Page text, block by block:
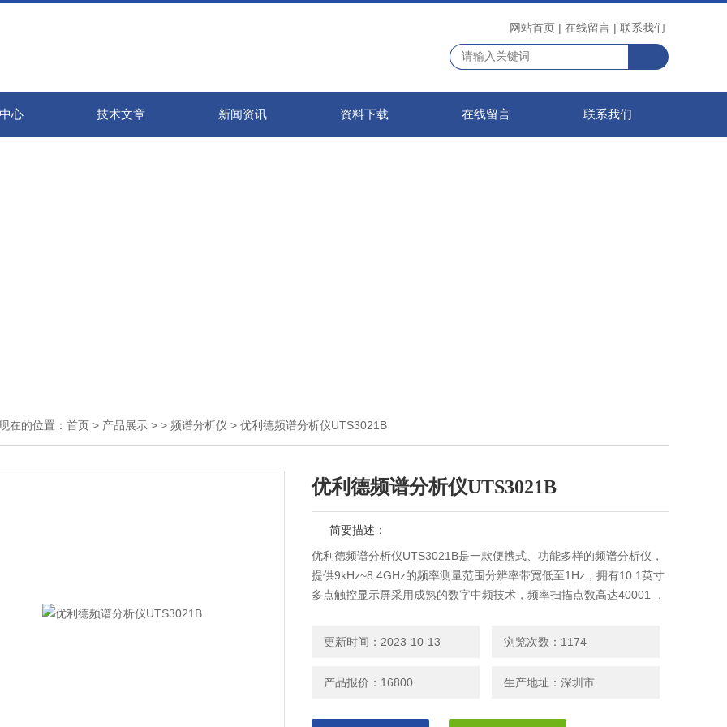
网站首页 | 在线留言 | 联系我们
心 技术文章 新闻资讯 资料下载 在线留言 联系我们
在的位置： 首页 > 产品展示 > > 频谱分析仪 > 优利德频谱分析仪UTS3021B
优利德频谱分析仪UTS3021B
简要描述：
优利德频谱分析仪UTS3021B是一款便携式、功能多样的频谱分析仪，
提供9kHz~8.4GHz的频率测量范围分辨率带宽低至1Hz，拥有10.1英寸
多点触控显示屏采用成熟的数字中频技术，频率扫描点数高达40001 ，
应用于电子制造业的功能/终端/质检测试，也适用于无线通信测量，射
更新时间：2023-10-13 浏览次数：1174
产品报价：16800 生产地址：深圳市